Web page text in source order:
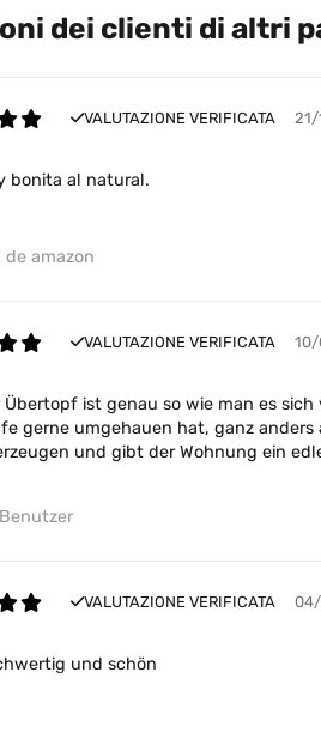
dei clienti di altri
VALUTAZIONE VERIFICATA
bonita al natural.
de amazon
VALUTAZIONE VERIFICATA
Übertopf ist genau so wie man es
gerne umgehauen hat, ganz
und gibt der Wohnung ein
VALUTAZIONE VERIFICATA
und schön